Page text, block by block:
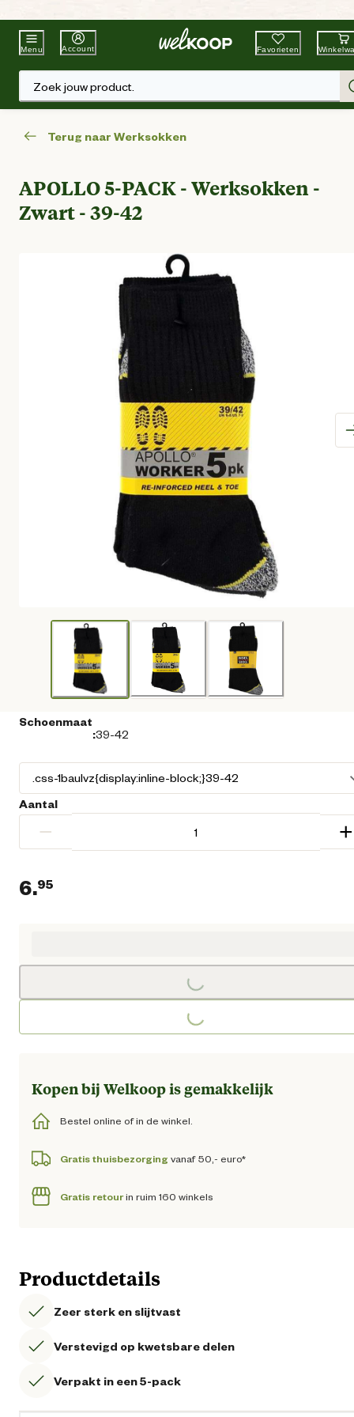
Beste WinkelketenTuin & Dier
Menu Account Favorieten
Zoek jouw product.
Terug naar Werksokken
APOLLO 5-PACK - Werksokken -
Zwart - 39-42
Schoenmaat
:39-42
Aantal
− +
6.95
Loading...
Loading...
Kopen bij Welkoop is gemakkelijk
Bestel online of in de winkel.
Gratis thuisbezorging vanaf 50,- euro*
Gratis retourin ruim 160 winkels
Productdetails
Zeer sterk en slijtvast
Verstevigd op kwetsbare delen
Verpakt in een 5-pack